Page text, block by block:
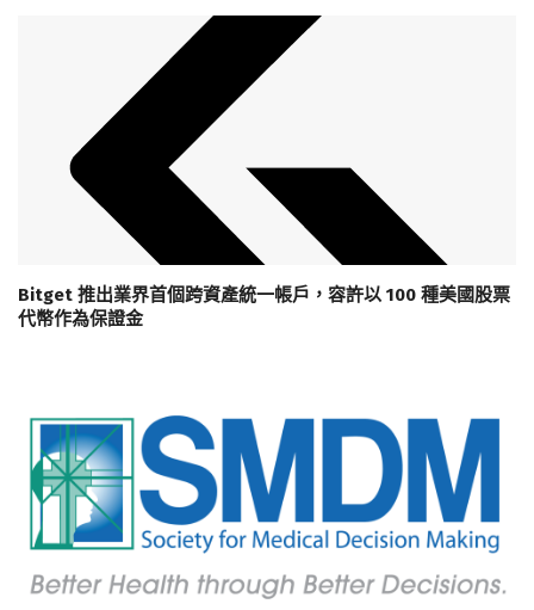
Bitget 推出業界首個跨資產統一帳戶，容許以 100 種美國股票
代幣作為保證金